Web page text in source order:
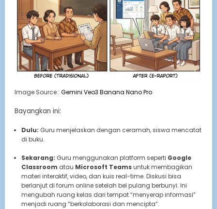
Image Source : Gemini Veo3 Banana Nano Pro
Bayangkan ini:
Dulu: Guru menjelaskan dengan ceramah, siswa mencatat
di buku.
Sekarang: Guru menggunakan platform seperti Google
Classroom atau Microsoft Teamsuntuk membagikan
materi interaktif, video, dan kuis real-time. Diskusi bisa
berlanjut di forum online setelah bel pulang berbunyi. Ini
mengubah ruang kelas dari tempat “menyerap informasi”
menjadi ruang “berkolaborasi dan mencipta”.